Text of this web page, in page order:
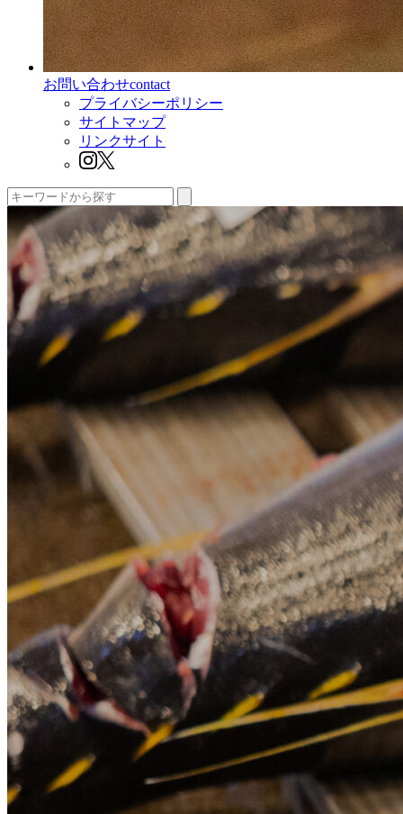
お問い合わせcontact
プライバシーポリシー
サイトマップ
リンクサイト